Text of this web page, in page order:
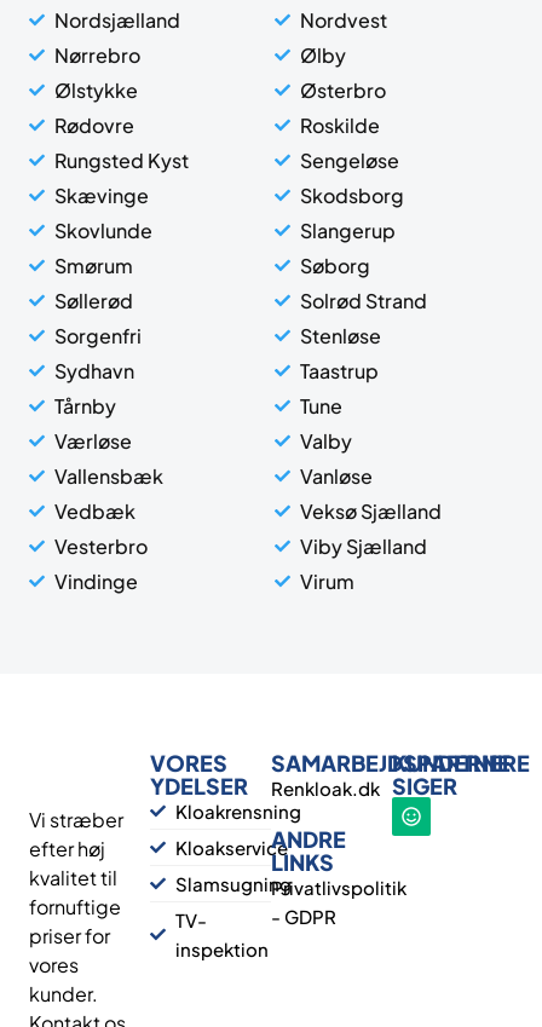
Nordsjælland
Nordvest
Nørrebro
Ølby
Ølstykke
Østerbro
Rødovre
Roskilde
Rungsted Kyst
Sengeløse
Skævinge
Skodsborg
Skovlunde
Slangerup
Smørum
Søborg
Søllerød
Solrød Strand
Sorgenfri
Stenløse
Sydhavn
Taastrup
Tårnby
Tune
Værløse
Valby
Vallensbæk
Vanløse
Vedbæk
Veksø Sjælland
Vesterbro
Viby Sjælland
Vindinge
Virum
Vi stræber
efter høj
kvalitet til
fornuftige
priser for
vores
kunder.
VORES
YDELSER
Kloakrensning
Kloakservice
Slamsugning
TV-
inspektion
SAMARBEJDSPARTNERE
Renkloak.dk
ANDRE
LINKS
Privatlivspolitik
- GDPR
KUNDERNE
SIGER